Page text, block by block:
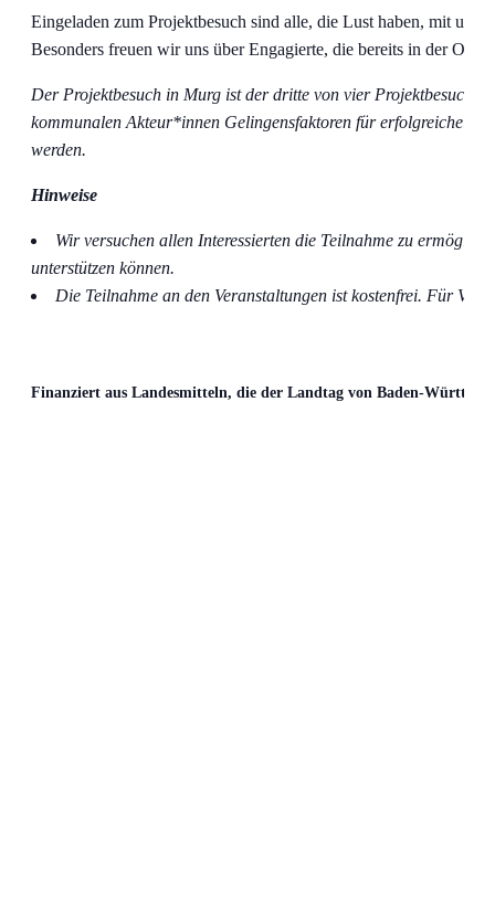
Eingeladen zum Projektbesuch sind alle, die Lust haben, mit uns
Besonders freuen wir uns über Engagierte, die bereits in der
Der Projektbesuch in Murg ist der dritte von vier
kommunalen Akteur*innen Gelingensfaktoren für erfolgreiche
werden.
Hinweise
Wir versuchen allen Interessierten die Teilnahme zu
unterstützen können.
Die Teilnahme an den Veranstaltungen ist kostenfrei. Für
Finanziert aus Landesmitteln, die der Landtag von Baden-